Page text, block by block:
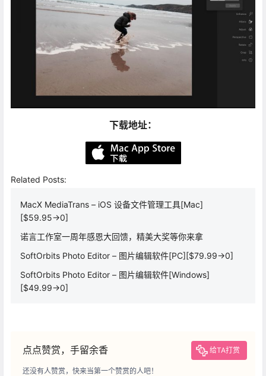
下载地址：
Related Posts:
MacX MediaTrans – iOS 设备文件管理工具[Mac]
[$59.95→0]
诺言工作室一周年感恩大回馈，精美大奖等你来拿
SoftOrbits Photo Editor – 图片编辑软件[PC][$79.99→0]
SoftOrbits Photo Editor – 图片编辑软件[Windows]
[$49.99→0]
点点赞赏，手留余香 给TA打赏
还没有人赞赏，快来当第一个赞赏的人吧！